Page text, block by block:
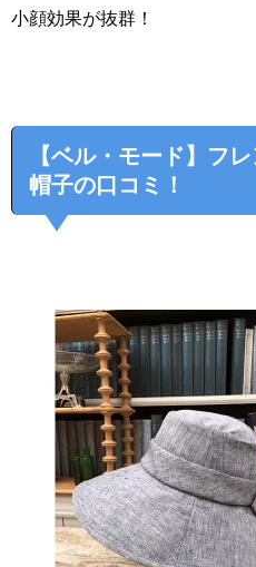
小顔効果が抜群！
【ベル・モード】フ
帽子の口コミ！